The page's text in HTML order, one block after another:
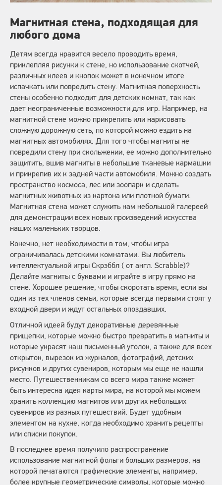
Магнитная стена, подходящая для
любого дома
Детям всегда нравится весело проводить время,
приклепляя рисунки к стене, но использование скотчей,
различных клеев и кнопок может в конечном итоге
испачкать или повредить стену. Магнитная поверхность
стены особенно подходит для детских комнат, так как
дает неограниченные возможности для игр. Например, на
магнитной стене можно прикрепить или нарисовать
сложную дорожную сеть, по которой можно ездить на
магнитных автомобилях. Для того чтобы магниты не
повредили стену при скольжении, ее можно дополнительно
защитить, вшив магниты в небольшие тканевые кармашки
и прикрепив их к задней части автомобиля. Можно создать
пространство космоса, лес или зоопарк и сделать
магнитных животных из картона или плотной бумаги.
Магнитная стена может служить нам небольшой галереей
для демонстрации всех новых произведений искусства
наших маленьких творцов.
Конечно, нет необходимости в том, чтобы игра
ограничивалась детскими комнатами. Вы любитель
интеллектуальной игры Скрэббл ( от англ. Scrabble)?
Делайте магниты с буквами и играйте в игру прямо на
стене. Хорошее решение, чтобы скоротать время, если вы
один из тех членов семьи, которые всегда первыми стоят у
входной двери и ждут остальных опоздавших.
Отличной идеей будут декоративные деревянные
прищепки, которые можно быстро превратить в магниты и
которые украсят наш письменный уголок, а также для всех
открыток, вырезок из журналов, фотографий, детских
рисунков и других сувениров, которым мы еще не нашли
место. Путешественникам со всего мира также может
быть интересна идея карты мира, на которой мы можем
хранить коллекцию магнитов или других небольших
сувениров из разных путешествий. Будет удобным
элементом на кухне, когда необходимо хранить рецепты
или списки покупок.
В последнее время получило распространение
использование магнитной фольги больших размеров, на
которой печатаются графические элементы, например,
более крупные геометрические символы, которые можно